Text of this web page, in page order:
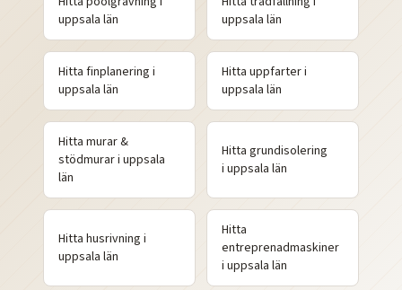
uppsala län
uppsala län
Hitta finplanering i
uppsala län
Hitta uppfarteri
uppsala län
Hitta murar &
stödmurari uppsala
län
Hitta grundisolering
i uppsala län
Hitta husrivning i
uppsala län
Hitta
entreprenadmaskiner
i uppsala län